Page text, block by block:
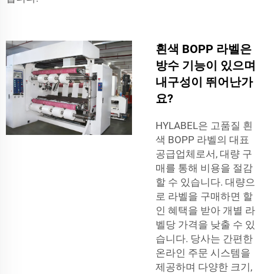
흰색 BOPP 라벨은
방수 기능이 있으며
내구성이 뛰어난가
요?
HYLABEL은 고품질 흰
색 BOPP 라벨의 대표
공급업체로서, 대량 구
매를 통해 비용을 절감
할 수 있습니다. 대량으
로 라벨을 구매하면 할
인 혜택을 받아 개별 라
벨당 가격을 낮출 수 있
습니다. 당사는 간편한
온라인 주문 시스템을
제공하며 다양한 크기,